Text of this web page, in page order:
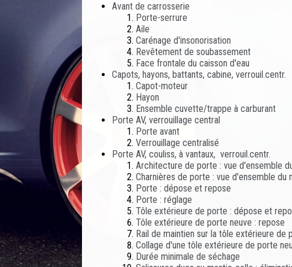
Avant de carrosserie
Porte-serrure
Aile
Carénage d'insonorisation
Revêtement de soubassement
Face frontale du caisson d'eau
Capots, hayons, battants, cabine, verrouil.centr.
Capot-moteur
Hayon
Ensemble cuvette/trappe à carburant
Porte AV, verrouillage central
Porte avant
Verrouillage centralisé
Porte AV, couliss, à vantaux, verrouil.centr.
Architecture de porte : vue d'ensemble
Charnières de porte : vue d'ensemble du
Porte : dépose et repose
Porte : réglage
Tôle extérieure de porte : dépose et
Tôle extérieure de porte neuve : repose
Rail de maintien sur la tôle extérieure
Collage d'une tôle extérieure de porte
Durée minimale de séchage